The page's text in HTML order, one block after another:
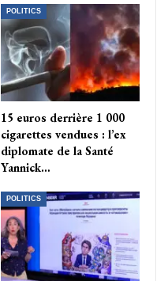
POLITICS
15 euros derrière 1 000
cigarettes vendues : l’ex
diplomate de la Santé
Yannick…
POLITICS